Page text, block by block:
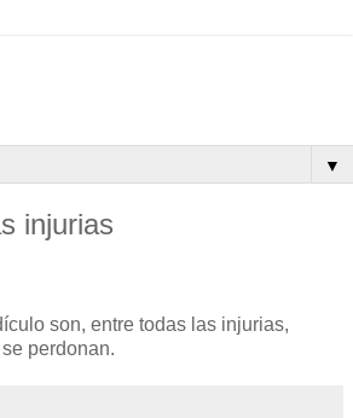
▼
injurias
son, entre todas las injurias,
perdonan.